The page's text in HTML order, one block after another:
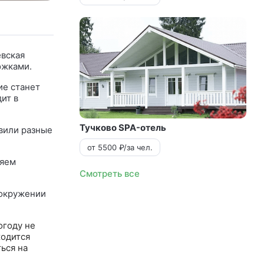
станет
в
разные
не
на
Тучково SPA-отель
от 5500 ₽/за чел.
Смотреть все